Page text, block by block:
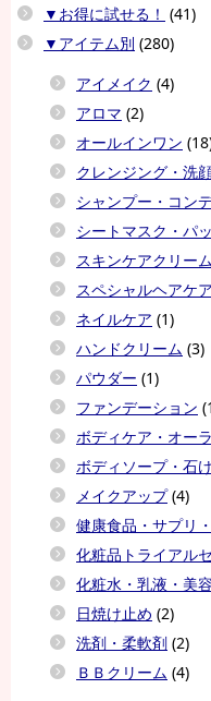
▼お得に試せる！ (41)
▼アイテム別 (280)
アイメイク (4)
アロマ (2)
オールインワン
クレンジング・洗
シャンプー・コン
シートマスク・パ
スキンケアクリーム
スペシャルヘアケア
ネイルケア (1)
ハンドクリーム (3)
パウダー (1)
ファンデーション
ボディケア・オー
ボディソープ・石
メイクアップ(4)
健康食品・サプリ
化粧品トライアル
化粧水・乳液・美
日焼け止め (2)
洗剤・柔軟剤 (2)
ＢＢクリーム (4)